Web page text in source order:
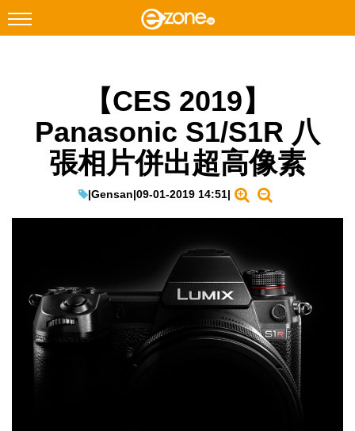
Instagram
科技焦點
網絡生活
教學評測
生成式AI與雲端應用
Enterprise Digital Transformation
【CES 2019】
Panasonic S1/S1R 八
張相片併出超高像素
|Gensan|09-01-2019 14:51|